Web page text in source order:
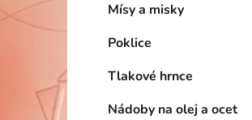
Mísy a misky
Poklice
Tlakové hrnce
Nádoby na olej a ocet